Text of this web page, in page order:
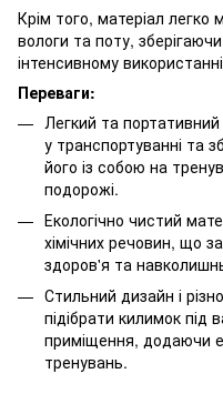
Крім того, матеріал легко
вологи та поту,
інтенсивному
Переваги:
Легкий та
у транспортуванні та
його із собою на
подорожі.
Екологічно чистий
хімічних речовин, що
здоров'я та
Стильний дизайн і
підібрати килимок під
приміщення, додаючи
тренувань.